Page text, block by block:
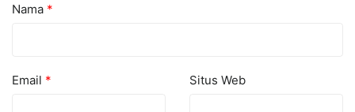
Nama *
Email * Situs Web